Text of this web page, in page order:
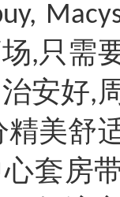
,只需
安好,
美舒
套房